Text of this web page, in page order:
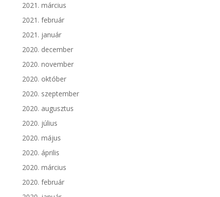
2021. március
2021. február
2021. január
2020. december
2020. november
2020. október
2020. szeptember
2020. augusztus
2020. július
2020. május
2020. április
2020. március
2020. február